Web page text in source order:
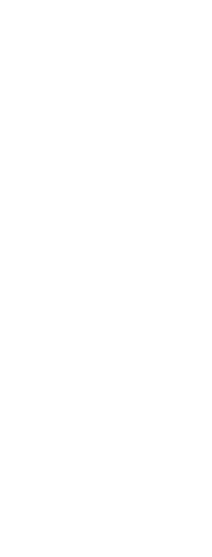
la protection de toutes